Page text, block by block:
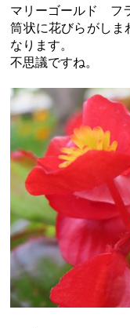
マリーゴールド フ
筒状に花びらがし
なります。
不思議ですね。